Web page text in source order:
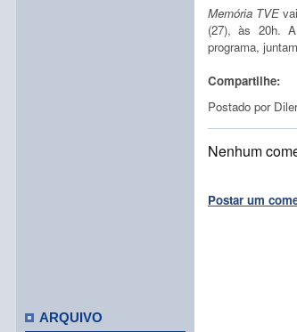
ARQUIVO
Memória TVE
(27), às 20h.
programa,
Compartilhe:
Postado por
Nenhum
Postar um